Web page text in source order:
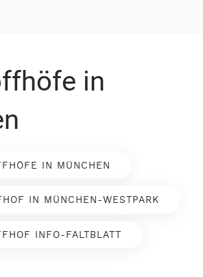
in
IN MÜNCHEN
IN MÜNCHEN-WESTPARK
INFO-FALTBLATT